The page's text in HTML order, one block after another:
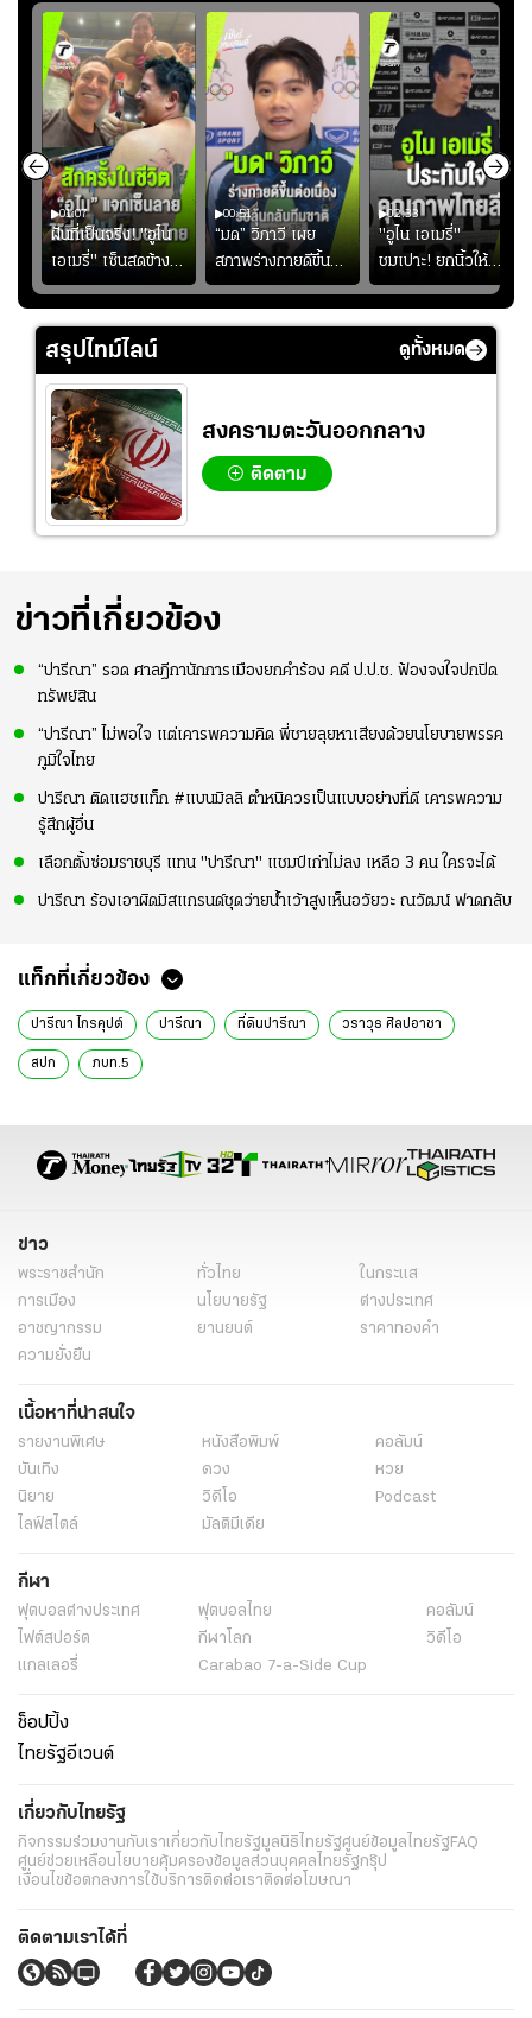
01:07
ฝันที่เป็นจริง! "อูไน
เอเมรี่" เซ็นสดข้าง
รอยสักบนแผ่นหลัง
"คุณเต๊ะ" แฟนพันธุ์
แท้วิลล่า นาน 33 ปี
00:51
“มด” วิภาวี เผย
สภาพร่างกายดีขึ้น
อย่างต่อเนื่อง พร้อม
พยายามลงสนามให้
02:33
"อูไน เอเมรี่"
ชมเปาะ! ยกนิ้วให้
แท็กติกบีจี แฮปปี้
สุดๆ กับการเยือนไทย
สรุปไทม์ไลน์ ดูทั้งหมด
สงครามตะวันออกกลาง
ติดตาม
ข่าวที่เกี่ยวข้อง
“ปารีณา” รอด ศาลฎีกานักการเมืองยกคำร้อง คดี ป.ป.ช. ฟ้องจงใจปกปิด
ทรัพย์สิน
“ปารีณา” ไม่พอใจ แต่เคารพความคิด พี่ชายลุยหาเสียงด้วยนโยบายพรรค
ภูมิใจไทย
ปารีณา ติดแฮชแท็ก #แบนมิลลิ ตำหนิควรเป็นแบบอย่างที่ดี เคารพความ
รู้สึกผู้อื่น
เลือกตั้งซ่อมราชบุรี แทน "ปารีณา" แชมป์เก่าไม่ลง เหลือ 3 คน ใครจะได้
ปารีณา ร้องเอาผิดมิสแกรนด์ชุดว่ายน้ำเว้าสูงเห็นอวัยวะ ณวัฒน์ ฟาดกลับ
แท็กที่เกี่ยวข้อง
ปารีณา​ ไกรคุปต์ ปารีณา ที่ดินปารีณา วราวุธ​ ศิลปอาชา​
สปก ภบท.5​
ข่าว
พระราชสำนัก ทั่วไทย
ในกระแส
การเมือง
นโยบายรัฐ
ต่างประเทศ
อาชญากรรม
ยานยนต์
ราคาทองคำ
ความยั่งยืน
เนื้อหาที่น่าสนใจ
รายงานพิเศษ หนังสือพิมพ์
คอลัมน์
บันเทิง
ดวง
หวย
นิยาย
วิดีโอ
Podcast
ไลฟ์สไตล์
มัลติมีเดีย
กีฬา
ฟุตบอลต่่างประเทศ ฟุตบอลไทย
คอลัมน์
ไฟต์สปอร์ต
กีฬาโลก
วิดีโอ
แกลเลอรี่
Carabao 7-a-Side Cup
ช็อปปิ้ง
ไทยรัฐอีเวนต์
เกี่ยวกับไทยรัฐ
กิจกรรมร่วมงานกับเราเกี่ยวกับไทยรัฐมูลนิธิไทยรัฐศูนย์ข้อมูลไทยรัฐFAQ
ศูนย์ช่วยเหลือนโยบายคุ้มครองข้อมูลส่วนบุคคลไทยรัฐกรุ๊ป
เงื่อนไขข้อตกลงการใช้บริการติดต่อเราติดต่อโฆษณา
ติดตามเราได้ที่